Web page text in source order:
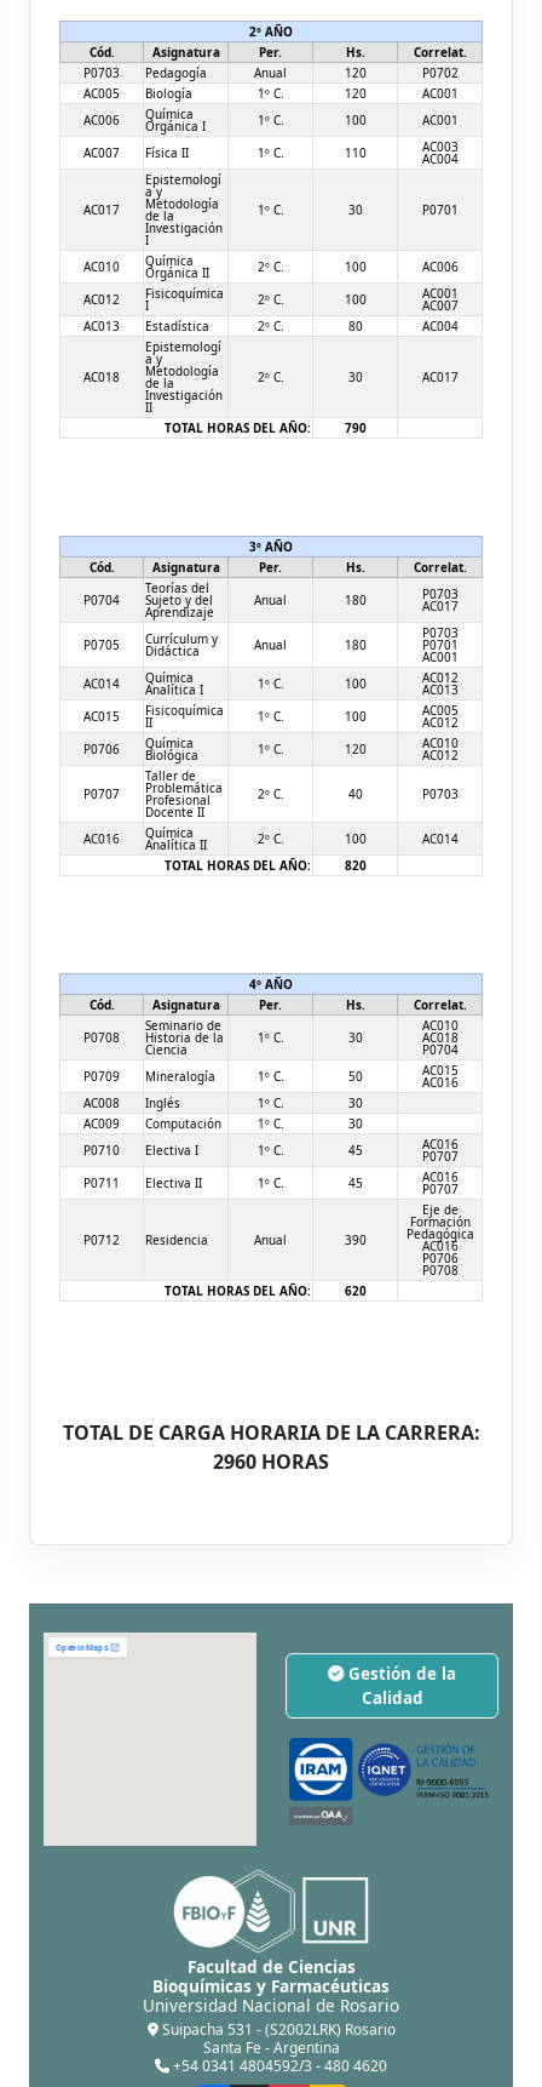
2º AÑO
Cód.
Asignatura Per. Hs.
Correlat.
P0703
Pedagogía Anual 120
P0702
AC005
Biología 1º C. 120
AC001
AC006
Química
Orgánica I 1º C. 100
AC001
AC007
Física II 1º C. 110 AC003
AC004
AC017
Epistemologí
a y
Metodología
de la
Investigación
I
1º C. 30 P0701
AC010 Química
Orgánica II 2º C. 100
AC006
AC012
Fisicoquímica
I 2º C. 100 AC001
AC007
AC013
Estadística 2º C. 80 AC004
AC018
Epistemologí
a y
Metodología
de la
Investigación
II
2º C. 30 AC017
TOTAL HORAS DEL AÑO: 790
3º AÑO
Cód.
Asignatura Per. Hs.
Correlat.
P0704
Teorías del
Sujeto y del
Aprendizaje
Anual 180 P0703
AC017
P0705 Currículum y
Didáctica Anual 180
P0703
P0701
AC001
AC014
Química
Analítica I 1º C. 100 AC012
AC013
AC015
Fisicoquímica
II 1º C. 100 AC005
AC012
P0706
Química
Biológica 1º C. 120 AC010
AC012
P0707
Taller de
Problemática
Profesional
Docente II
2º C. 40 P0703
AC016 Química
Analítica II 2º C. 100
AC014
TOTAL HORAS DEL AÑO:
820
4º AÑO
Cód.
Asignatura Per. Hs.
Correlat.
P0708
Seminario de
Historia de la
Ciencia
1º C. 30
AC010
AC018
P0704
P0709
Mineralogía 1º C. 50 AC015
AC016
AC008
Inglés 1º C.
30
AC009
Computación 1º C.
30
P0710
Electiva I 1º C. 45 AC016
P0707
P0711
Electiva II 1º C. 45 AC016
P0707
P0712 Residencia Anual 390
Eje de
Formación
Pedagógica
AC016
P0706
P0708
TOTAL HORAS DEL AÑO:
620
TOTAL DE CARGA HORARIA DE LA CARRERA:
2960 HORAS
Gestión de la
Calidad
Facultad de Ciencias
Bioquímicas y Farmacéuticas
Universidad Nacional de Rosario
Suipacha 531 - (S2002LRK) Rosario
Santa Fe - Argentina
+54 0341 4804592/3 - 480 4620